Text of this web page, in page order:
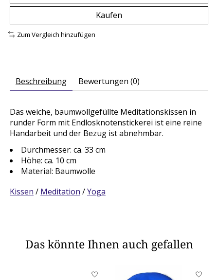
Kaufen
Zum Vergleich hinzufügen
Beschreibung Bewertungen (0)
Das weiche, baumwollgefüllte Meditationskissen in
runder Form mit Endlosknotenstickerei ist eine reine
Handarbeit und der Bezug ist abnehmbar.
Durchmesser: ca. 33 cm
Höhe: ca. 10 cm
Material: Baumwolle
Kissen / Meditation /Yoga
Das könnte Ihnen auch gefallen
Produkt-Karussell-Artikel